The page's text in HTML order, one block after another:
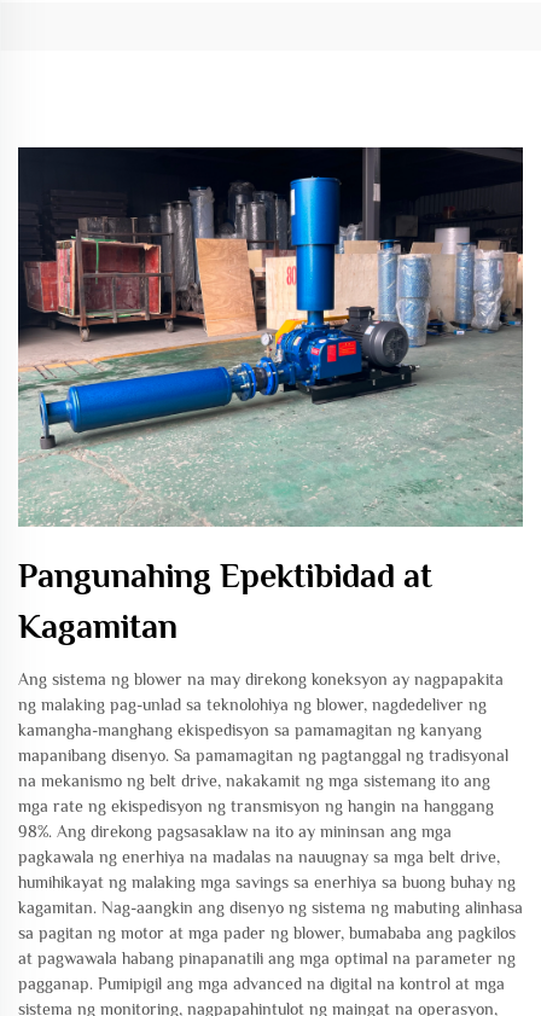
Pangunahing Epektibidad at
Kagamitan
Ang sistema ng blower na may direkong koneksyon ay nagpapakita
ng malaking pag-unlad sa teknolohiya ng blower, nagdedeliver ng
kamangha-manghang ekispedisyon sa pamamagitan ng kanyang
mapanibang disenyo. Sa pamamagitan ng pagtanggal ng tradisyonal
na mekanismo ng belt drive, nakakamit ng mga sistemang ito ang
mga rate ng ekispedisyon ng transmisyon ng hangin na hanggang
98%. Ang direkong pagsasaklaw na ito ay mininsan ang mga
pagkawala ng enerhiya na madalas na nauugnay sa mga belt drive,
humihikayat ng malaking mga savings sa enerhiya sa buong buhay ng
kagamitan. Nag-aangkin ang disenyo ng sistema ng mabuting alinhasa
sa pagitan ng motor at mga pader ng blower, bumababa ang pagkilos
at pagwawala habang pinapanatili ang mga optimal na parameter ng
pagganap. Pumipigil ang mga advanced na digital na kontrol at mga
sistema ng monitoring, nagpapahintulot ng maingat na operasyon,